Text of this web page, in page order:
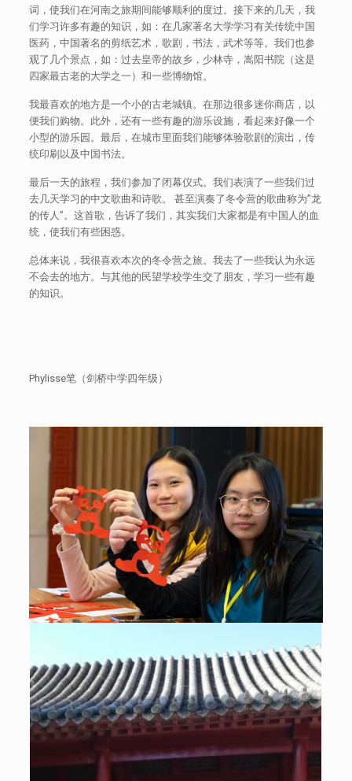
词，使我们在河南之旅期间能够顺利的度过。接下来的几天，我
们学习许多有趣的知识，如：在几家著名大学学习有关传统中国
医药，中国著名的剪纸艺术，歌剧，书法，武术等等。我们也参
观了几个景点，如：过去皇帝的故乡，少林寺，嵩阳书院（这是
四家最古老的大学之一）和一些博物馆。
我最喜欢的地方是一个小的古老城镇。在那边很多迷你商店，以
便我们购物。此外，还有一些有趣的游乐设施，看起来好像一个
小型的游乐园。最后，在城市里面我们能够体验歌剧的演出，传
统印刷以及中国书法。
最后一天的旅程，我们参加了闭幕仪式。我们表演了一些我们过
去几天学习的中文歌曲和诗歌。 甚至演奏了冬令营的歌曲称为”龙
的传人”。这首歌，告诉了我们，其实我们大家都是有中国人的血
统，使我们有些困惑。
总体来说，我很喜欢本次的冬令营之旅。我去了一些我认为永远
不会去的地方。与其他的民望学校学生交了朋友，学习一些有趣
的知识。
Phylisse笔（剑桥中学四年级）